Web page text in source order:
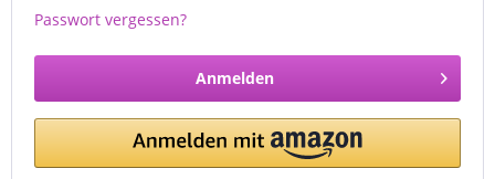
Passwort vergessen?
Anmelden